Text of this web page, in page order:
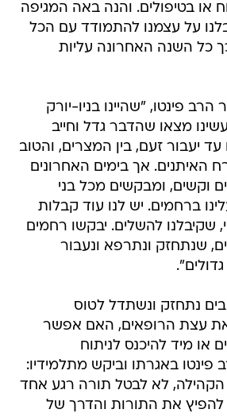
או בטיפולים. והנה באה המגיפה
על עצמנו להתמודד עם הכל
כל השנה האחרונה עליות
פינטו, "שהיינו בניו-יורק
מצאו שהדבר גדל וחייב
יעבור זעם, בין המצרים, והטוב
האיתנים. אך בימים האחרונים
וקשים, ומבקשים מכל בני
ברחמים. יש לנו עוד קבלות
שקיבלנו להשלים. יבקשו רחמים
שנתחזק ונתרפא ונעבור
נתחזק ונשתדל לטוס
את עצת הרופאים, האם אפשר
או מיד להיכנס לניתוח
פינטו באגרתו וביקש מתלמידיו:
לא לבטל תורה רגע אחד
את התורות והדרך של